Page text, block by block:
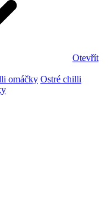
Otevřít
omáčky Ostré chilli